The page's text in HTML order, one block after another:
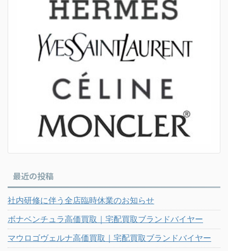
最近の投稿
社内研修に伴う全店臨時休業のお知らせ
ボナベンチュラ高価買取｜宅配買取ブランドバイヤー
マウロゴヴェルナ高価買取｜宅配買取ブランドバイヤー